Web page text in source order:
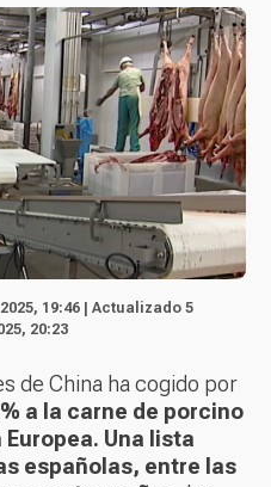
19:46 | Actualizado 5
20:23
de China ha cogido por
a la carne de porcino
Una lista
españolas, entre las